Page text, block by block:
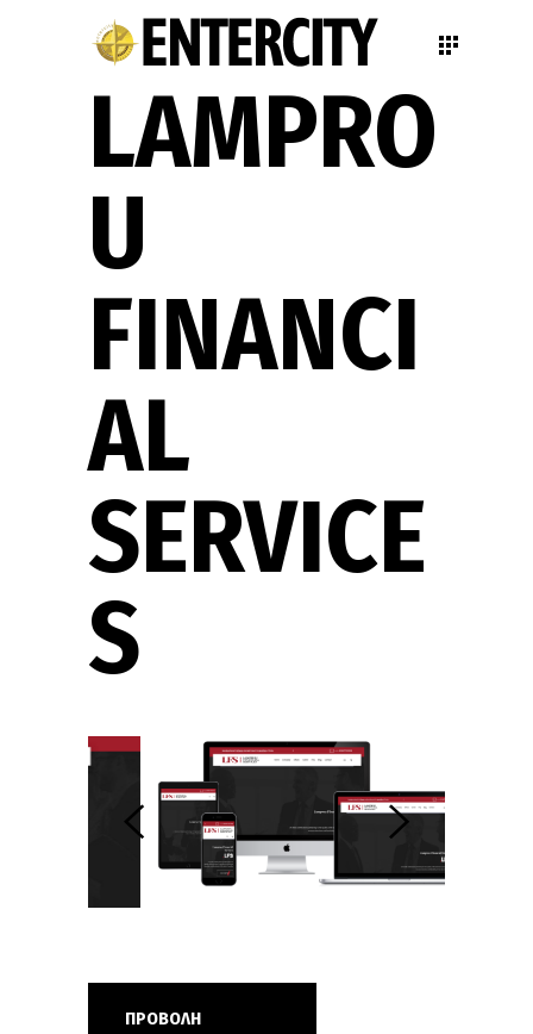
LAMPRO
U
FINANCI
AL
SERVICE
S
ΠΡΟΒΟΛΗ